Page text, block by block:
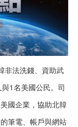
非法洗錢、資助武
1名美國公民。司
國企業，協助北韓
筆電、帳戶與網站